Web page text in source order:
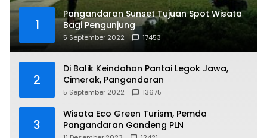
1
Pangandaran Sunset Tujuan Spot Wisata
Bagi Pengunjung
5 September 2022 17453
2
Di Balik Keindahan Pantai Legok Jawa,
Cimerak, Pangandaran
5 September 2022 13675
3
Wisata Eco Green Turism, Pemda
Pangandaran Gandeng PLN